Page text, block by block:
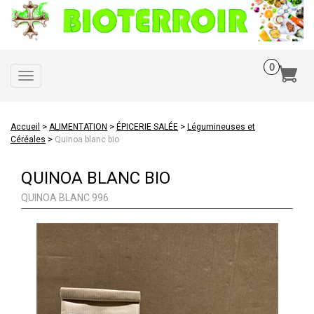
Toggle
navigation
Accueil > ALIMENTATION > ÉPICERIE SALÉE > Légumineuses et
Céréales > Quinoa blanc bio
QUINOA BLANC BIO
QUINOA BLANC 996